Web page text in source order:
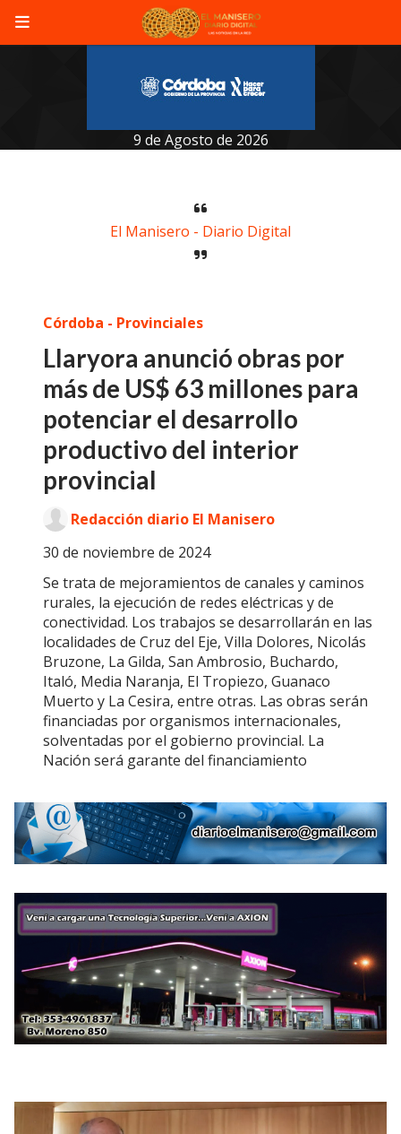
9 de Agosto de 2026
El Manisero - Diario Digital
Llaryora anunció obras por
más de US$ 63 millones para
potenciar el desarrollo
productivo del interior
provincial
Se trata de mejoramientos de canales y caminos
rurales, la ejecución de redes eléctricas y de
conectividad. Los trabajos se desarrollarán en las
localidades de Cruz del Eje, Villa Dolores, Nicolás
Bruzone, La Gilda, San Ambrosio, Buchardo,
Italó, Media Naranja, El Tropiezo, Guanaco
Muerto y La Cesira, entre otras. Las obras serán
financiadas por organismos internacionales,
solventadas por el gobierno provincial. La
Nación será garante del financiamiento
Córdoba - Provinciales
30 de noviembre de 2024
Redacción diario El Manisero